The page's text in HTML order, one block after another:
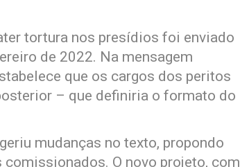
tortura nos presídios foi enviado
de 2022. Na mensagem
que os cargos dos peritos
– que definiria o formato do
mudanças no texto, propondo
O novo projeto, com